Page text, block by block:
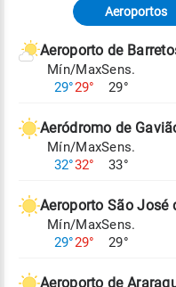
Fonte: dados
meteorológicas e
de Tempo e Estudos
Para obter mais
Aeroportos
Aeroporto de
Mín/Max
29°29°
Sens.
29°
Aeródromo de
Mín/Max
32°32°
Sens.
33°
Aeroporto São José
Mín/Max
29°29°
Sens.
29°
Aeroporto de